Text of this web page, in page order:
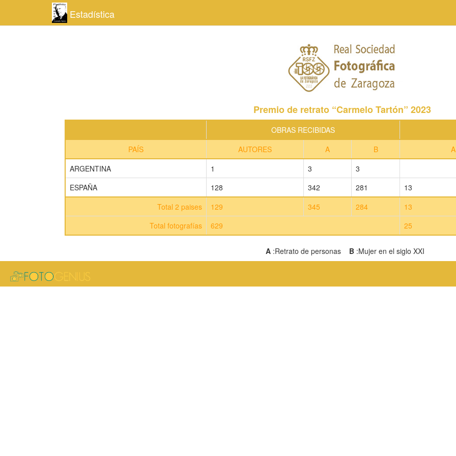
Estadística
Premio de retrato “Carmelo Tartón” 2023
OBRAS RECIBIDAS
PAÍS
AUTORES A B
A
ARGENTINA
1 3
3
ESPAÑA
128 342 281
13
Total 2 paises
129 345 284
13
Total fotografías
629 25
A :Retrato de personas B :Mujer en el siglo XXI